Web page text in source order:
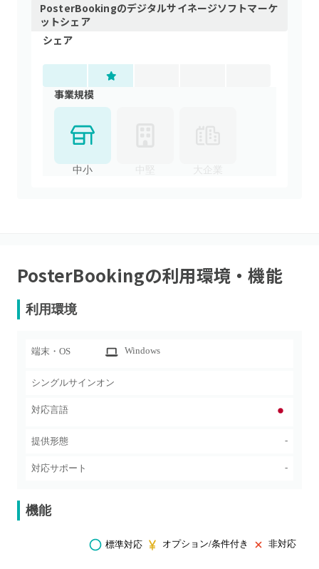
PosterBookingのデジタルサイネージソフトマーケ
ットシェア
シェア
事業規模
中小 大企業
PosterBookingの利用環境・機能
利用環境
端末・OS Windows
シングルサインオン
対応言語
提供形態 -
対応サポート -
機能
標準対応 オプション/条件付き 非対応